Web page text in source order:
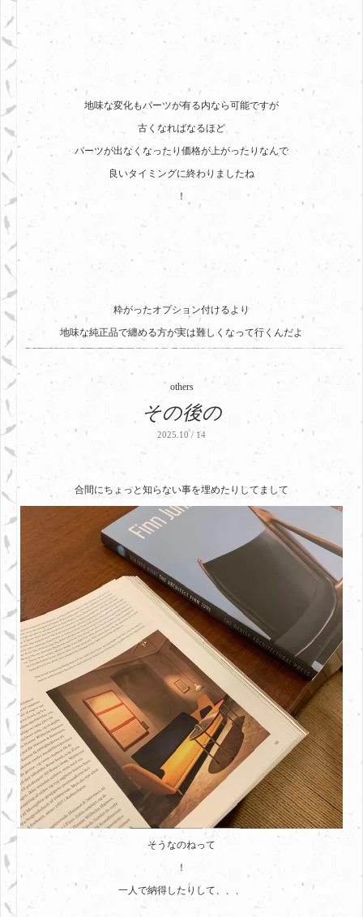
地味な変化もパーツが有る内なら可能ですが
古くなればなるほど
パーツが出なくなったり価格が上がったりなんで
良いタイミングに終わりましたね
！
粋がったオプション付けるより
地味な純正品で纏める方が実は難しくなって行くんだよ
others
その後の
2025.10 / 14
合間にちょっと知らない事を埋めたりしてまして
そうなのねって
！
一人で納得したりして、、、